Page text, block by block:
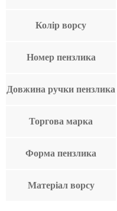
Колір ворсу
Номер пензлика
Довжина ручки пензлика
Торгова марка
Форма пензлика
Матеріал ворсу